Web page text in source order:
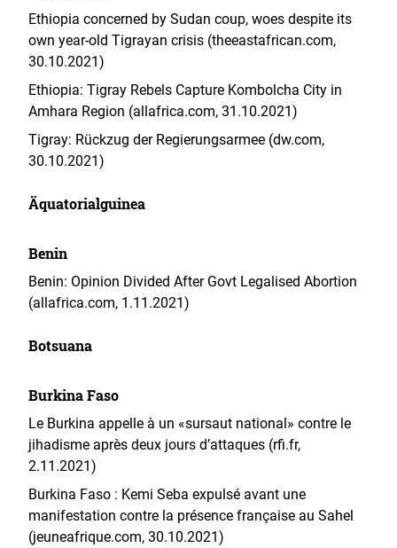
Ethiopia concerned by Sudan coup, woes despite its
own year-old Tigrayan crisis (theeastafrican.com,
30.10.2021)
Ethiopia: Tigray Rebels Capture Kombolcha City in
Amhara Region (allafrica.com, 31.10.2021)
Tigray: Rückzug der Regierungsarmee (dw.com,
30.10.2021)
Äquatorialguinea
Benin
Benin: Opinion Divided After Govt Legalised Abortion
(allafrica.com, 1.11.2021)
Botsuana
Burkina Faso
Le Burkina appelle à un «sursaut national» contre le
jihadisme après deux jours d’attaques (rfi.fr,
2.11.2021)
Burkina Faso : Kemi Seba expulsé avant une
manifestation contre la présence française au Sahel
(jeuneafrique.com, 30.10.2021)